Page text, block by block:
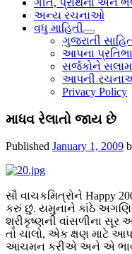
ગીત, પ્રાર્થના અને
અન્ય રચનાઓ
વધુ માહિતી
open
dropdown
menu
ગુજરાતી
આપના
સર્જકોને સલામ
આપની
Privacy Policy
માધવ રેલાતો જાય છે
Published January 1, 2009
સૌ વાચકમિત્રોને Happy
કરું છું. યમુનાને કાંઠે
શ્રીકૃષ્ણની વાંસળીના
તો ચાલો, એક ક્ષણ માટે
આચમન કરીએ અને એ